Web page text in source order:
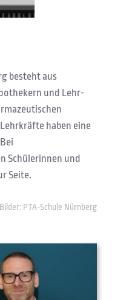
besteht aus
und Lehr-
haben eine
Schülerinnen und
Seite.
Bilder: PTA-Schule Nürnberg